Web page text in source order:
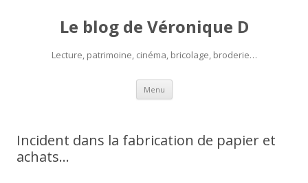
Le blog de Véronique D
Lecture, patrimoine, cinéma, bricolage, broderie…
Menu Aller
contenu
Incident dans la fabrication de papier et
achats…